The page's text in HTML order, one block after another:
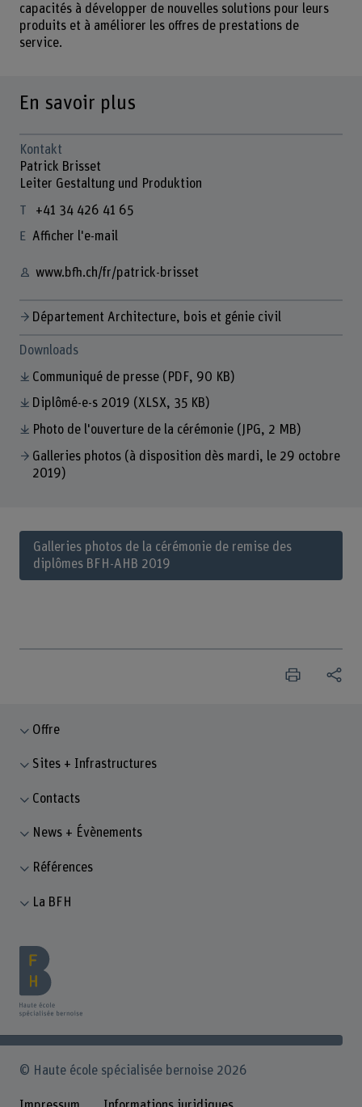
capacités à développer de nouvelles solutions pour leurs
produits et à améliorer les offres de prestations de
service.
En savoir plus
Kontakt
Patrick Brisset
Leiter Gestaltung und Produktion
+41 34 426 41 65
Afficher l'e-mail
www.bfh.ch/fr/patrick-brisset
Département Architecture, bois et génie civil
Downloads
Communiqué de presse (PDF, 90 KB)
Diplômé-e-s 2019 (XLSX, 35 KB)
Photo de l'ouverture de la cérémonie (JPG, 2 MB)
Galleries photos (à disposition dès mardi, le 29 octobre
2019)
Galleries photos de la cérémonie de remise des
diplômes BFH-AHB 2019
Offre
Sites + Infrastructures
Contacts
News + Évènements
Références
La BFH
© Haute école spécialisée bernoise 2026